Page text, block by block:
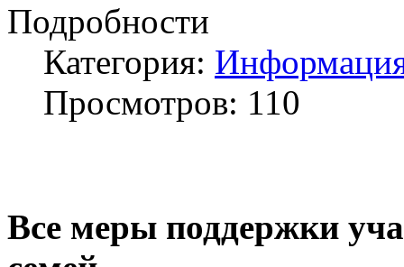
Подробности
Категория:
Просмотров: 110
Все меры поддержки